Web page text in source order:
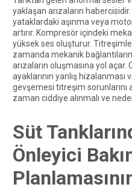
yaklaşan arızaların habercisidir.
yataklardaki aşınma veya
artırır. Kompresör içindeki
yüksek ses oluşturur.
zamanda mekanik
arızaların oluşmasına yol
ayaklarının yanlış hizalanması
gevşemesi titreşim sorunlarını
zaman ciddiye alınmalı ve
Süt
Önleyici